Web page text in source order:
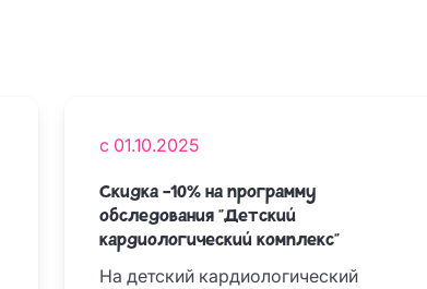
с 01.10.2025
Скидка -10% на программу
обследования "Детский
кардиологический комплекс"
На детский кардиологический